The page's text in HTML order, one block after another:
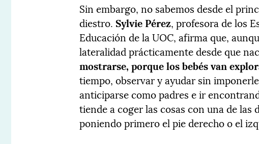
Sin embargo, no sabemos desde el
diestro.Sylvie Pérez, profesora de los
Educación de la UOC, afirma que,
lateralidad prácticamente desde que
mostrarse, porque los bebés van
tiempo, observar y ayudar sin
anticiparse como padres e ir
tiende a coger las cosas con una de las
poniendo primero el pie derecho o el